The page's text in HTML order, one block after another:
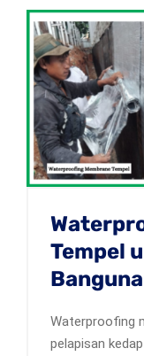
Tempel
Waterproofing
pelapisan